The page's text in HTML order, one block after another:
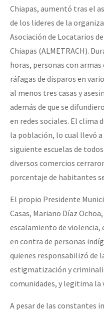
Chiapas, aumentó tras el
de los lideres de la
Asociación de Locatarios
Chiapas (ALMETRACH).
horas, personas con
ráfagas de disparos en
al menos tres casas y
además de que se
en redes sociales. El clima
la población, lo cual llevó a
siguiente escuelas de
diversos comercios
porcentaje de habitantes
El propio Presidente
Casas, Mariano Díaz
escalamiento de
en contra de personas
quienes responsabilizó de
estigmatización y
comunidades, y legitima la
A pesar de las constantes